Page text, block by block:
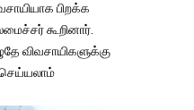
பிறக்க
கூறினார்.
விவசாயிகளுக்கு